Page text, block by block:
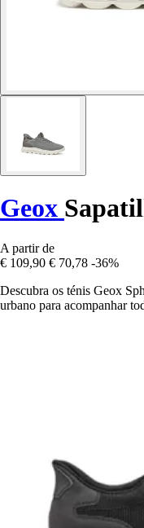
Geox
A partir de
€ 109,90 € 70,78 -36%
Descubra os ténis Geox
urbano para acompanhar